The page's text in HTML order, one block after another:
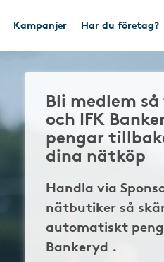
Kampanjer Har du företag?
Bli medlem
och IFK
pengar
dina nätköp
Handla via
nätbutiker så
automatiskt
Bankeryd .